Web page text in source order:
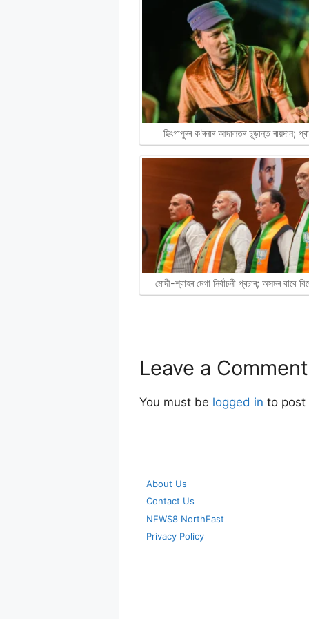
ছিংগাপুৰৰ ক'ৰনাৰ আদালতৰ চূড়ান্ত ৰায়দান;
মোদী-শ্বাহৰ মেগা নিৰ্বাচনী প্ৰচাৰ; অসমৰ বাবে
Leave a Comment
You must be logged in to post
About Us
Contact Us
NEWS8 NorthEast
Privacy Policy